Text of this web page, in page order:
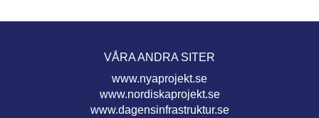
VÅRA ANDRA SITER
www.nyaprojekt.se
www.nordiskaprojekt.se
www.dagensinfrastruktur.se